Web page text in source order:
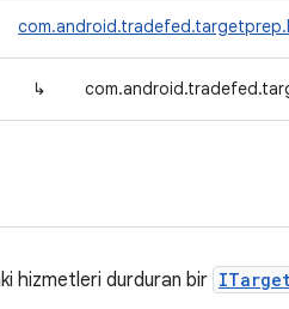
↳
hizmetleri durduran bir